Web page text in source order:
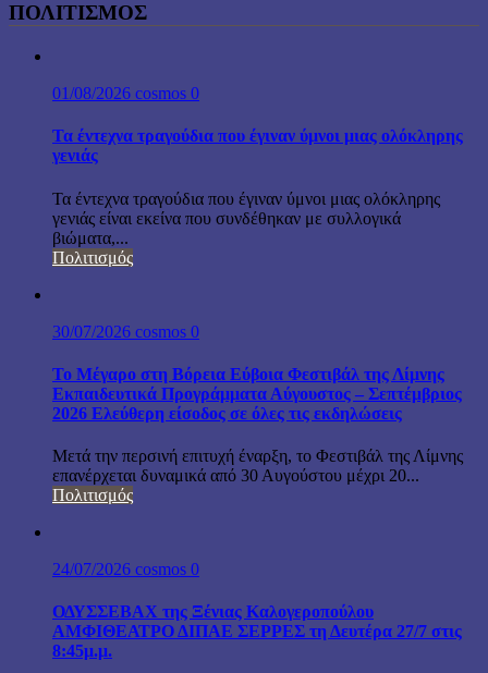
ΠΟΛΙΤΙΣΜΟΣ
01/08/2026 cosmos 0
Τα έντεχνα τραγούδια που έγιναν ύμνοι μιας ολόκληρης
γενιάς
Τα έντεχνα τραγούδια που έγιναν ύμνοι μιας ολόκληρης
γενιάς είναι εκείνα που συνδέθηκαν με συλλογικά
βιώματα,...
Πολιτισμός
30/07/2026 cosmos 0
Το Μέγαρο στη Βόρεια Εύβοια Φεστιβάλ της Λίμνης
Εκπαιδευτικά Προγράμματα Αύγουστος – Σεπτέμβριος
2026 Ελεύθερη είσοδος σε όλες τις εκδηλώσεις
Μετά την περσινή επιτυχή έναρξη, το Φεστιβάλ της Λίμνης
επανέρχεται δυναμικά από 30 Αυγούστου μέχρι 20...
Πολιτισμός
24/07/2026 cosmos 0
ΟΔΥΣΣΕΒΑΧ της Ξένιας Καλογεροπούλου
ΑΜΦΙΘΕΑΤΡΟ ΔΙΠΑΕ ΣΕΡΡΕΣ τη Δευτέρα 27/7 στις
8:45μ.μ.